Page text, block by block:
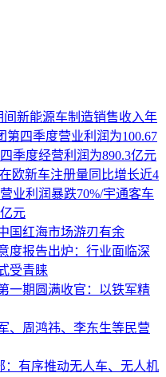
间新能源车制造销售收入年
第四季度营业利润为100.67
季度经营利润为890.3亿元
欧新车注册量同比增长近4
业利润暴跌70%/宇通客车
元
国红海市场游刃有余
度报告出炉：行业面临深
受青睐
一期圆满收官：以铁军精
、周鸿祎、李东生等民营
：有序推动无人车、无人机